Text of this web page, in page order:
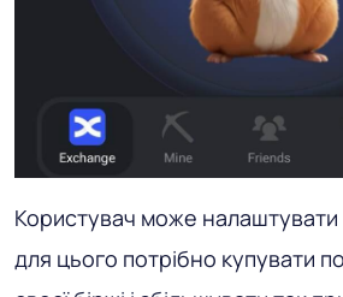
Користувач може налаштувати
для цього потрібно купувати